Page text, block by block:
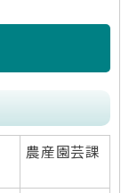
農産園芸課